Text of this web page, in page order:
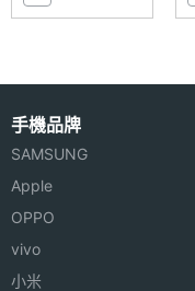
手機品牌
SAMSUNG
Apple
OPPO
vivo
小米